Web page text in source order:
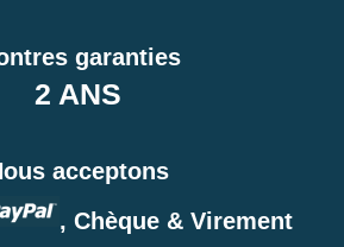
Réparation Bracelet Montre 2
Pompes au choix + 1 Pointeau
À configurer
garanties
2 ANS
acceptons
, Chèque & Virement